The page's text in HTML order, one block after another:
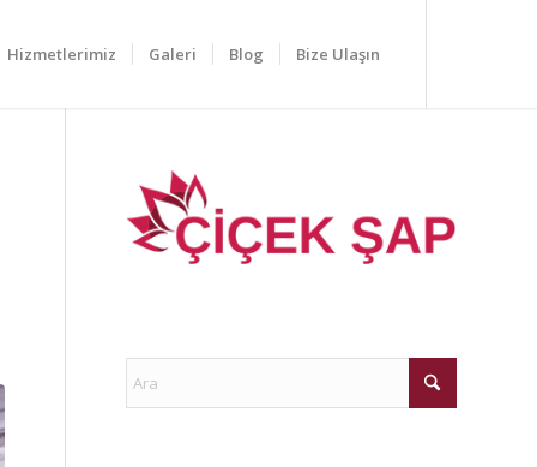
Hizmetlerimiz Galeri Blog Bize Ulaşın